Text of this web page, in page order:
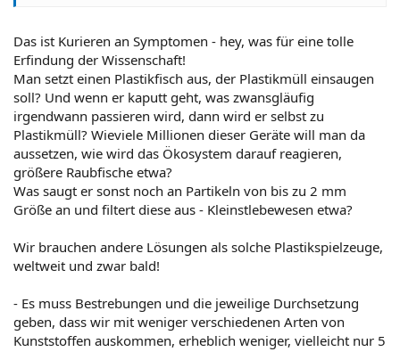
Das ist Kurieren an Symptomen - hey, was für eine tolle
Erfindung der Wissenschaft!
Man setzt einen Plastikfisch aus, der Plastikmüll einsaugen
soll? Und wenn er kaputt geht, was zwansgläufig
irgendwann passieren wird, dann wird er selbst zu
Plastikmüll? Wieviele Millionen dieser Geräte will man da
aussetzen, wie wird das Ökosystem darauf reagieren,
größere Raubfische etwa?
Was saugt er sonst noch an Partikeln von bis zu 2 mm
Größe an und filtert diese aus - Kleinstlebewesen etwa?
Wir brauchen andere Lösungen als solche Plastikspielzeuge,
weltweit und zwar bald!
- Es muss Bestrebungen und die jeweilige Durchsetzung
geben, dass wir mit weniger verschiedenen Arten von
Kunststoffen auskommen, erheblich weniger, vielleicht nur 5